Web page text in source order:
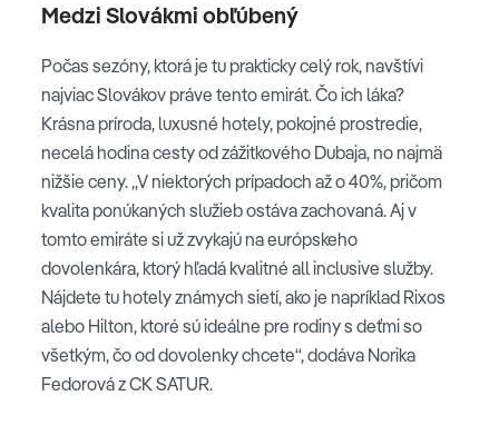
Medzi Slovákmi obľúbený
Počas sezóny, ktorá je tu prakticky celý rok, navštívi
najviac Slovákov práve tento emirát. Čo ich láka?
Krásna príroda, luxusné hotely, pokojné prostredie,
necelá hodina cesty od zážitkového Dubaja, no najmä
nižšie ceny. „V niektorých prípadoch až o 40%, pričom
kvalita ponúkaných služieb ostáva zachovaná. Aj v
tomto emiráte si už zvykajú na európskeho
dovolenkára, ktorý hľadá kvalitné all inclusive služby.
Nájdete tu hotely známych sietí, ako je napríklad Rixos
alebo Hilton, ktoré sú ideálne pre rodiny s deťmi so
všetkým, čo od dovolenky chcete“, dodáva Norika
Fedorová z CK SATUR.